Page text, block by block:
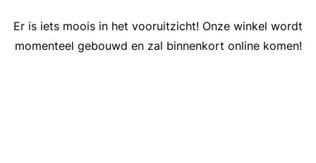
Er is iets moois in het vooruitzicht! Onze winkel wordt
momenteel gebouwd en zal binnenkort online komen!